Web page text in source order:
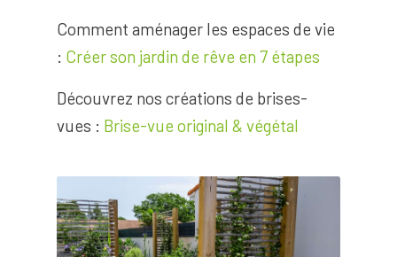
Comment aménager les espaces de vie
: Créer son jardin de rêve en 7 étapes
Découvrez nos créations de brises-
vues : Brise-vue original & végétal